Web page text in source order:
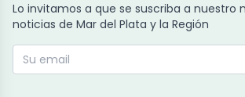
Lo invitamos a que se suscriba a nuestro
noticias de Mar del Plata y la Región